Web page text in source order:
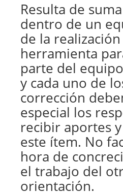
Resulta de
dentro de un
de la
herramienta
parte del
y cada uno de
corrección
especial los
recibir aportes
este ítem. No
hora de
el trabajo del
orientación.